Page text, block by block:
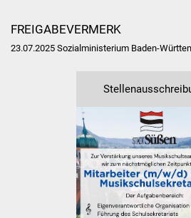
ÖPNV
FREIGABEVERMERK
23.07.2025 Sozialministerium Baden-